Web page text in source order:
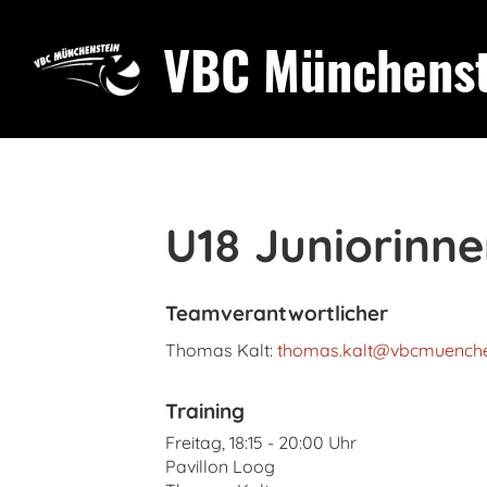
VBC
U18
Teamverantwortlicher
Thomas Kalt:
Training
Freitag, 18:15 - 20:00 Uhr
Pavillon Loog